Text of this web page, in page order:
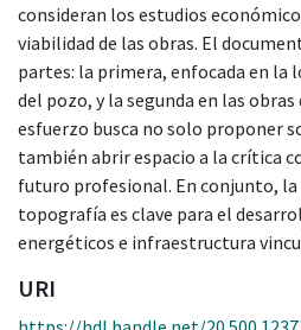
consideran los estudios
viabilidad de las obras. El
partes: la primera, enfocada en
del pozo, y la segunda en las
esfuerzo busca no solo proponer
también abrir espacio a la crítica
futuro profesional. En conjunto,
topografía es clave para el
energéticos e infraestructura
URI